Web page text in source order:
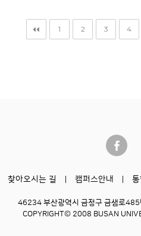
1 2 3 4
찾아오시는 길 캠퍼스안내
46234 부산광역시 금정구 금샘로
COPYRIGHT© 2008 BUSAN